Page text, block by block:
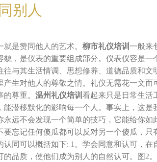
别人
是赞同他人的艺术。 柳市礼仪培训 一般来
貌，是仪表的重要组成部分。仪表仪容是一
与其生活情调、思想修养、道德品质和文
产生对他人的尊敬之情。礼仪无需花一文而
尊重。 温州礼仪培训 看起来只是日常生活
能潜移默化的影响每一个人。事实上，这是
永远不会发现一个简单的技巧，它能给你如
要忘记任何傻瓜都可以反对另一个傻瓜，
认同可以概括如下: 1。学会同意和认可，
的品质，使他们成为别人的自然认可。图2